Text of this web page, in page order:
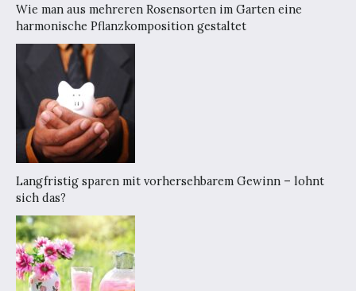
Wie man aus mehreren Rosensorten im Garten eine
harmonische Pflanzkomposition gestaltet
Langfristig sparen mit vorhersehbarem Gewinn – lohnt
sich das?